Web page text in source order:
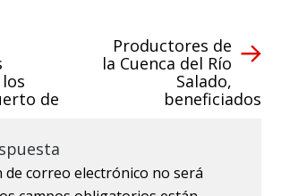
de
Productores de
la Cuenca del Río
Salado,
beneficiados
de correo electrónico no será